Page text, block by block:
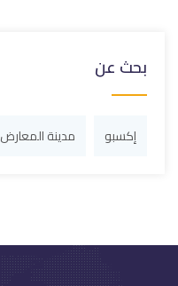
بحث عن
إكسبو مدينة المعارض